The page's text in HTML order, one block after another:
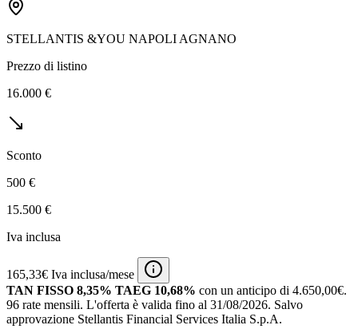
STELLANTIS &YOU NAPOLI AGNANO
Prezzo di listino
16.000 €
Sconto
500 €
15.500 €
Iva inclusa
165,33€ Iva inclusa/mese
TAN FISSO 8,35% TAEG 10,68% con un anticipo di 4.650,00€.
96 rate mensili. L'offerta è valida fino al 31/08/2026. Salvo
approvazione Stellantis Financial Services Italia S.p.A.